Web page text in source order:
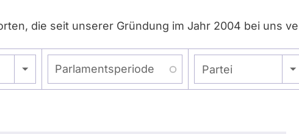
die seit unserer Gründung im Jahr 2004 bei uns
Partei
- Alle -